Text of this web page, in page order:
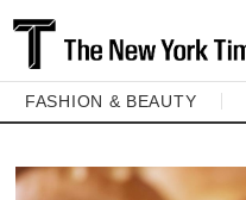
FASHION & BEAUTY